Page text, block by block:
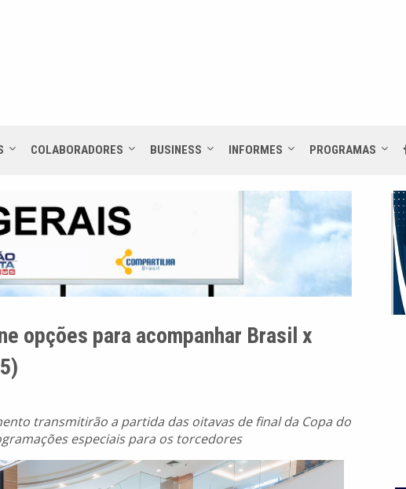
COLABORADORES BUSINESS INFORMES PROGRAMAS
opções para acompanhar Brasil x
transmitirão a partida das oitavas de final da Copa do
especiais para os torcedores